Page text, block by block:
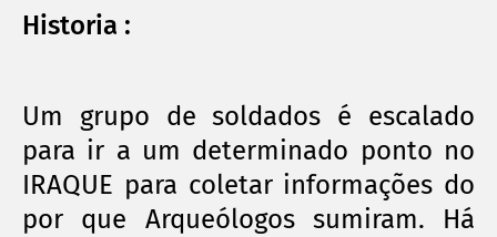
Historia :
Um grupo de soldados é escalado
para ir a um determinado ponto no
IRAQUE para coletar informações do
por que Arqueólogossumiram. Há